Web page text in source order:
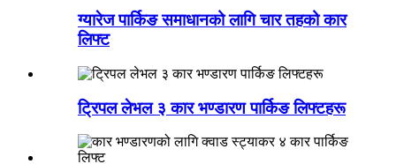
ग्यारेज पार्किङ समाधानको लागि चार तहको कार
लिफ्ट
ट्रिपल लेभल ३ कार भण्डारण पार्किङ लिफ्टहरू